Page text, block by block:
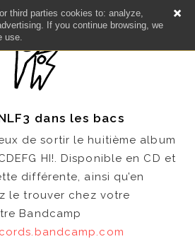
third parties cookies to: analyze,
If you continue browsing, we
use.
dans les bacs
de sortir le huitième album
HI!. Disponible en CD et
différente, ainsi qu’en
le trouver chez votre
Bandcamp